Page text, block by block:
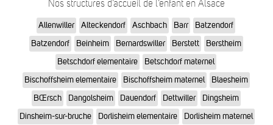
Nos structures d’accueil de l’enfant en Alsace
Allenwiller Alteckendorf Aschbach Barr
Batzendorf
Batzendorf
Beinheim Bernardswiller Berstett
Berstheim
Betschdorf elementaire
Betschdorf maternel
Bischoffsheim elementaire
Bischoffsheim maternel
Blaesheim
BŒrsch
Dangolsheim Dauendorf Dettwiller
Dingsheim
Dinsheim-sur-bruche
Dorlisheim elementaire
Dorlisheim maternel